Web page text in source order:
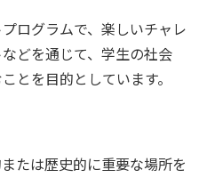
ログラムで、楽しいチャレ
どを通じて、学生の社会
とを目的としています。
たは歴史的に重要な場所を